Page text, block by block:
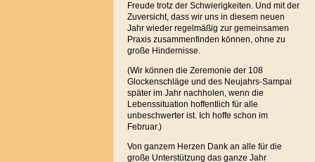
Freude trotz der Schwierigkeiten. Und mit der
Zuversicht, dass wir uns in diesem neuen
Jahr wieder regelmäßig zur gemeinsamen
Praxis zusammenfinden können, ohne zu
große Hindernisse.
(Wir können die Zeremonie der 108
Glockenschläge und des Neujahrs-Sampai
später im Jahr nachholen, wenn die
Lebenssituation hoffentlich für alle
unbeschwerter ist. Ich hoffe schon im
Februar.)
Von ganzem Herzen Dank an alle für die
große Unterstützung das ganze Jahr